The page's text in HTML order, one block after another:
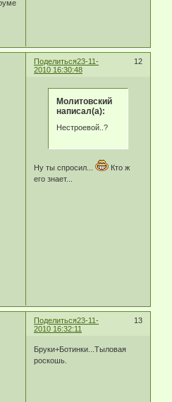
Поделиться 12
23-11-
2010 16:30:48
Молитовский
написал(а):
Нестроевой..?
Ну ты спросил...
Кто ж
его знает...
Поделиться 13
23-11-
2010 16:32:11
Бруки+Ботинки...Тыловая
роскошь.